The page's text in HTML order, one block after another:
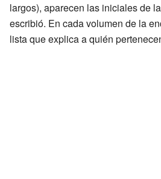
largos), aparecen las iniciales de
escribió. En cada volumen de la
lista que explica a quién